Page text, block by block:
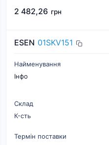
2 482,26 грн
ESEN 01SKV151
Найменування
Інфо
Склад
К-cть
Термін поставки